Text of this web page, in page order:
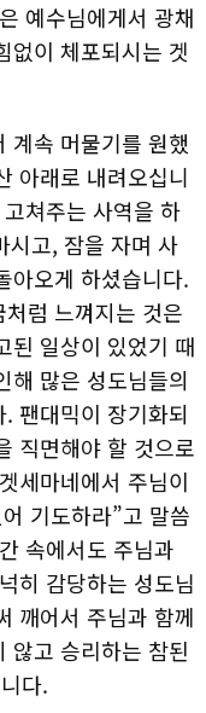
예수님에게서 광채
없이 체포되시는 겟
계속 머물기를 원했
아래로 내려오십니
쳐주는 사역을 하
시고, 잠을 자며 사
아오게 하셨습니다.
럼 느껴지는 것은
된 일상이 있었기 때
해 많은 성도님들의
팬대믹이 장기화되
직면해야 할 것으로
세마네에서 주님이
기도하라”고 말씀
속에서도 주님과
히 감당하는 성도님
깨어서 주님과 함께
않고 승리하는 참된
다.